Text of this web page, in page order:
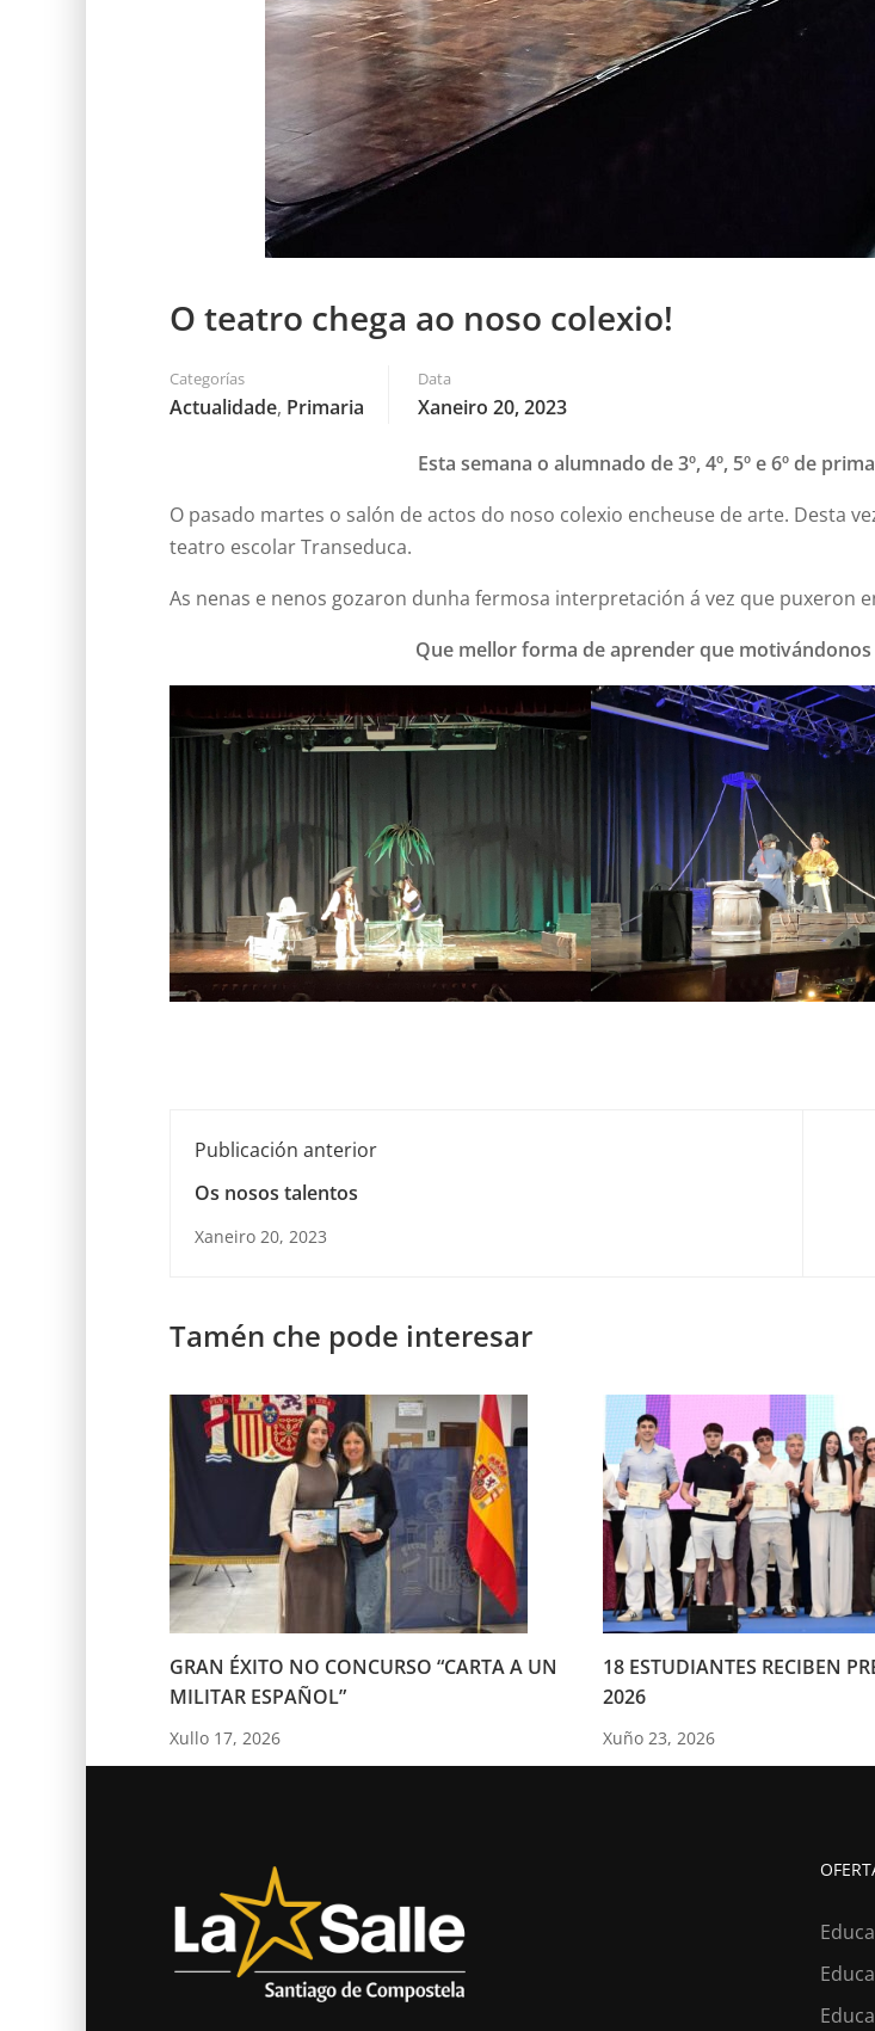
O teatro chega ao noso colexio!
Categorías
Actualidade, Primaria
Data
Xaneiro 20, 2023
Esta semana o alumnado de 3º, 4º, 5º e 6º de
O pasado martes o salón de actos do noso colexio encheuse de arte. Desta
teatro escolar Transeduca.
As nenas e nenos gozaron dunha fermosa interpretación á vez que puxeron
Que mellor forma de aprender que
Publicación anterior
Os nosos talentos
Xaneiro 20, 2023
Tamén che pode interesar
GRAN ÉXITO NO CONCURSO “CARTA A UN
MILITAR ESPAÑOL”
Xullo 17, 2026
18 ESTUDIANTES RECIBEN
2026
Xuño 23, 2026